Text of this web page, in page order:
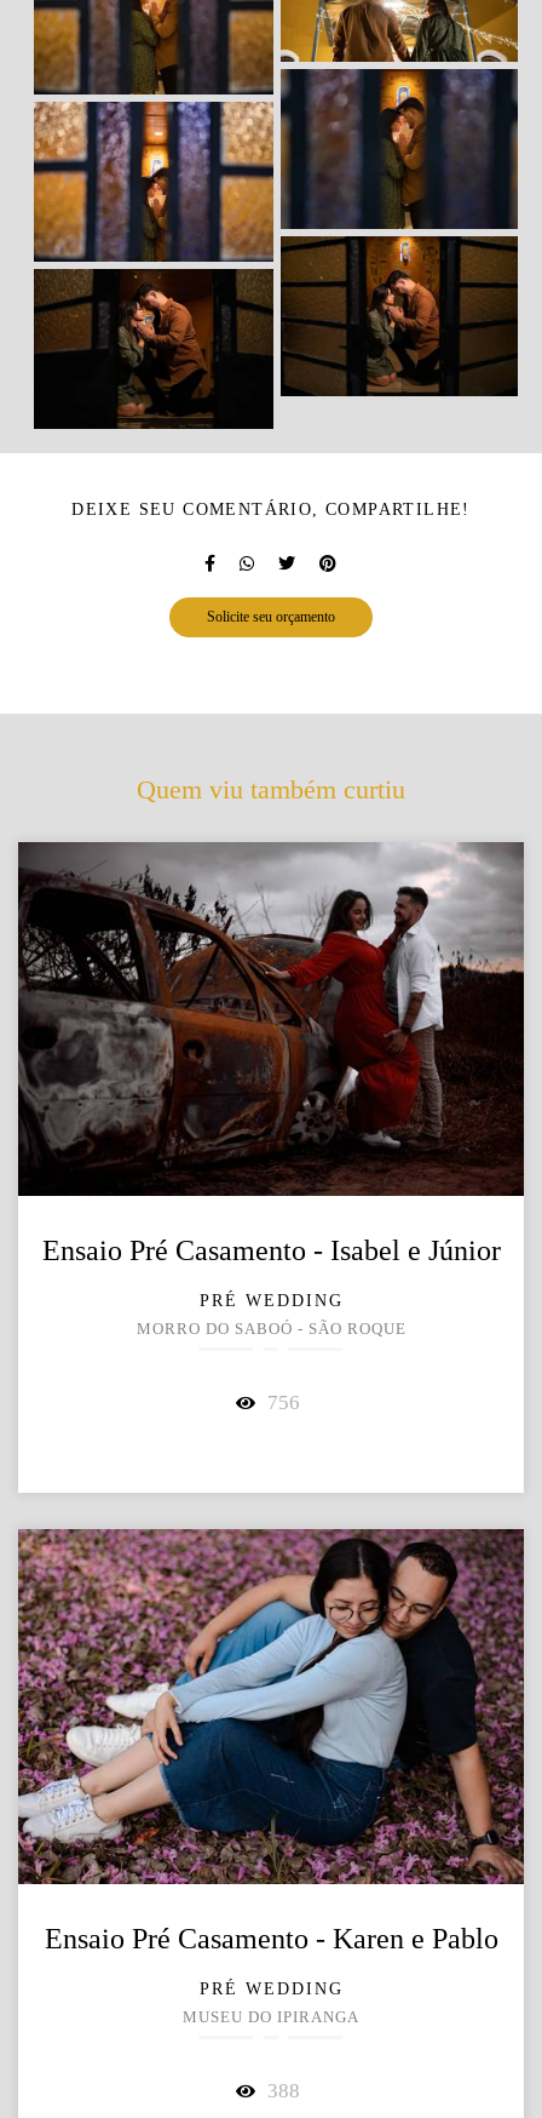
DEIXE SEU COMENTÁRIO, COMPARTILHE!
Solicite seu orçamento
Quem viu também curtiu
Ensaio Pré Casamento - Isabel e Júnior
PRÉ WEDDING
MORRO DO SABOÓ - SÃO ROQUE
756
Ensaio Pré Casamento - Karen e Pablo
PRÉ WEDDING
MUSEU DO IPIRANGA
388